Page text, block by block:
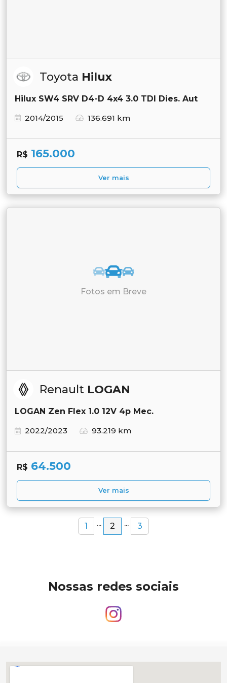
Toyota Hilux
Hilux SW4 SRV D4-D 4x4 3.0 TDI Dies. Aut
2014/2015
136.691 km
R$ 165.000
Ver mais
Fotos em Breve
Renault LOGAN
LOGAN Zen Flex 1.0 12V 4p Mec.
2022/2023
93.219 km
R$ 64.500
Ver mais
1 ... 2 ... 3
Nossas redes sociais